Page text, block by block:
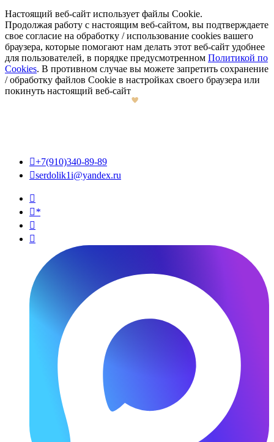
Настоящий веб-сайт использует файлы Cookie.
Продолжая работу с настоящим веб-сайтом, вы подтверждаете
свое согласие на обработку / использование cookies вашего
браузера, которые помогают нам делать этот веб-сайт удобнее
для пользователей, в порядке предусмотренном Политикой по
Cookies. В противном случае вы можете запретить сохранение
/ обработку файлов Cookie в настройках своего браузера или
покинуть настоящий веб-сайт
+7(910)340-89-89
serdolik1i@yandex.ru

*

